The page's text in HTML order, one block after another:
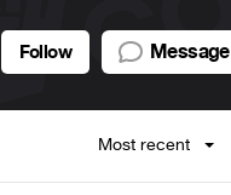
Follow Message
Most recent